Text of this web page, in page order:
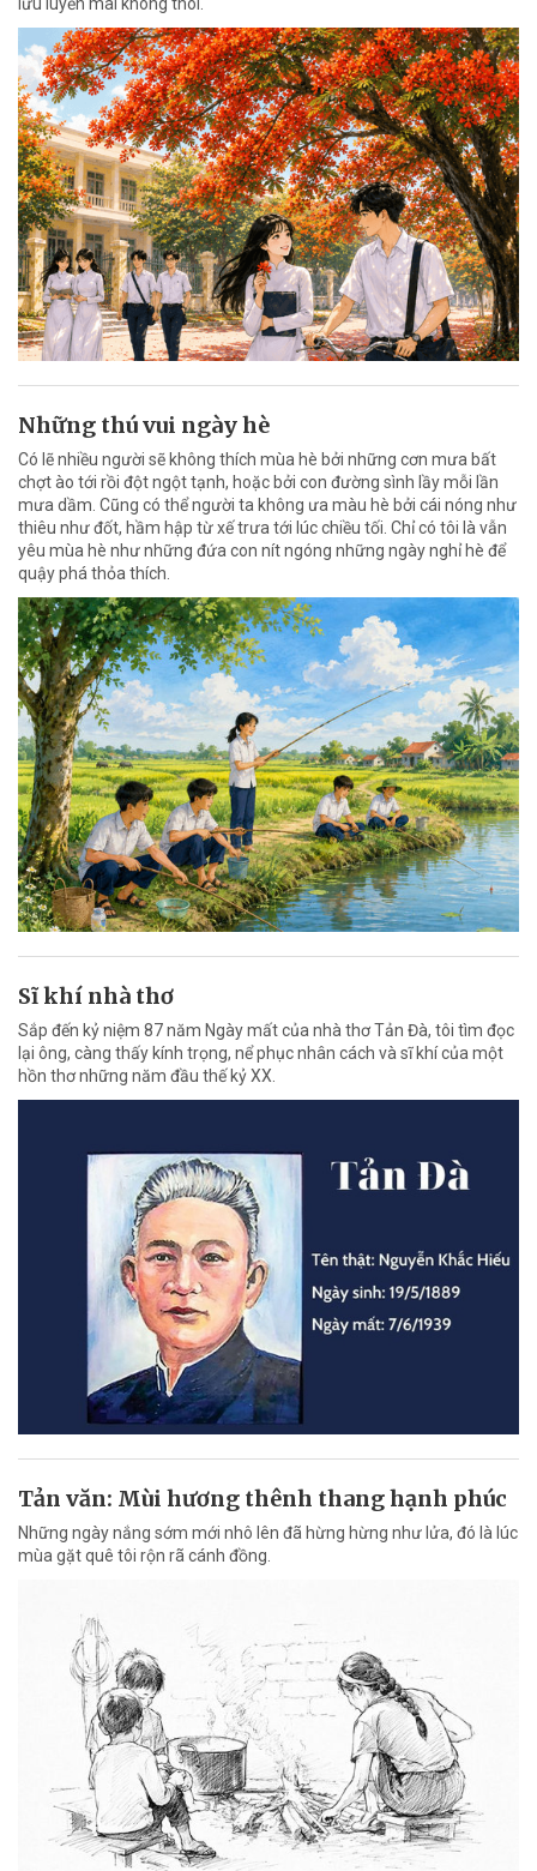
Những thú vui ngày hè
Có lẽ nhiều người sẽ không thích mùa hè bởi những cơn mưa bất
chợt ào tới rồi đột ngột tạnh, hoặc bởi con đường sình lầy mỗi lần
mưa dầm. Cũng có thể người ta không ưa màu hè bởi cái nóng như
thiêu như đốt, hầm hập từ xế trưa tới lúc chiều tối. Chỉ có tôi là vẫn
yêu mùa hè như những đứa con nít ngóng những ngày nghỉ hè để
quậy phá thỏa thích.
Sĩ khí nhà thơ
Sắp đến kỷ niệm 87 năm Ngày mất của nhà thơ Tản Đà, tôi tìm đọc
lại ông, càng thấy kính trọng, nể phục nhân cách và sĩ khí của một
hồn thơ những năm đầu thế kỷ XX.
Tản văn: Mùi hương thênh thang hạnh phúc
Những ngày nắng sớm mới nhô lên đã hừng hừng như lửa, đó là lúc
mùa gặt quê tôi rộn rã cánh đồng.